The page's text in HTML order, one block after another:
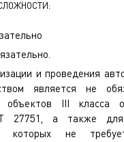
и проведения
является не
объектов III класса
27751, а также
которых не